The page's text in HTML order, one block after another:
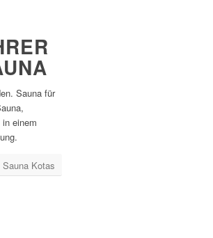
K
Sauna für
einem
Sauna Kotas